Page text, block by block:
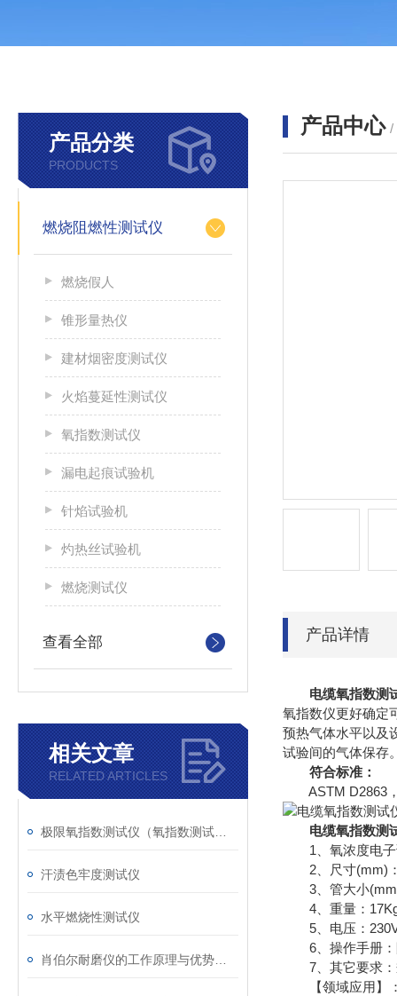
产品分类
PRODUCTS
燃烧阻燃性测试仪
燃烧假人
锥形量热仪
建材烟密度测试仪
火焰蔓延性测试仪
氧指数测试仪
漏电起痕试验机
针焰试验机
灼热丝试验机
燃烧测试仪
查看全部
相关文章
RELATED ARTICLES
汗渍色牢度测试仪
水平燃烧性测试仪
产品中心 /
产品详情
电缆氧指数测
氧指数仪更好确定
预热气体水平以及
试验间的气体保存
符合标准：
ASTM D2863，
电缆氧指数测
1、氧浓度电子
2、尺寸(mm)：
3、管大小(mm)
4、重量：
5、电压：230V
6、操作手册：
7、其它要求：
【领域应用】